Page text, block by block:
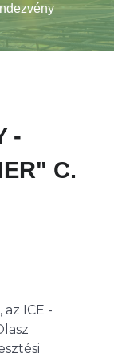
-
C.
ICE -